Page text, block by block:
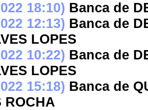
18:10) Banca de
12:13) Banca de
LOPES
10:22) Banca de
LOPES
15:18) Banca de
ROCHA